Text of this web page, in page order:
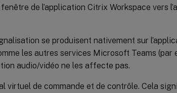
de l’application Citrix Workspace vers
se produisent nativement sur
les autres services Microsoft Teams (par
audio/vidéo ne les affecte pas.
virtuel de commande et de contrôle. Cela